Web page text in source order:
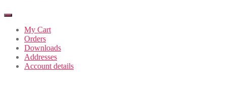
My Cart
Orders
Downloads
Addresses
Account details